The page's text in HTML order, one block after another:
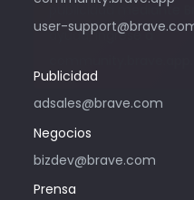
user-
Publicidad
adsales@brave.com
publicidad mediante
ayuda, ingrese a
Negocios
bizdev@brave.com
Prensa